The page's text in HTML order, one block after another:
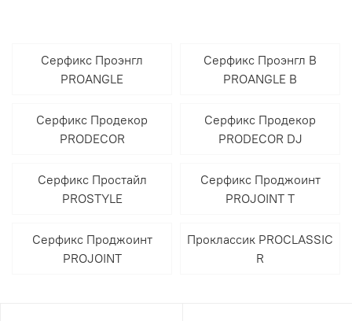
Серфикс Проэнгл
PROANGLE
Серфикс Проэнгл В
PROANGLE B
Серфикс Продекор
PRODECOR
Серфикс Продекор
PRODECOR DJ
Серфикс Простайл
PROSTYLE
Серфикс Проджоинт
PROJOINT T
Серфикс Проджоинт
PROJOINT
Проклассик PROCLASSIC
R